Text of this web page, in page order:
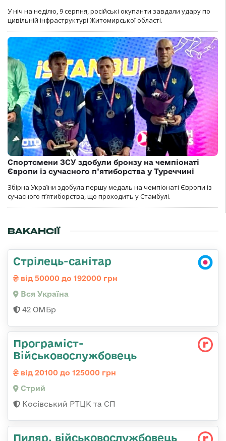
У ніч на неділю, 9 серпня, російські окупанти завдали удару по
цивільній інфраструктурі Житомирської області.
Спортсмени ЗСУ здобули бронзу на чемпіонаті
Європи із сучасного п’ятиборства у Туреччині
Збірна України здобула першу медаль на чемпіонаті Європи із
сучасного п’ятиборства, що проходить у Стамбулі.
ВАКАНСІЇ
Стрілець-санітар
від 50000 до 192000 грн
Вся Україна
42 ОМБр
Програміст-
Військовослужбовець
від 20100 до 125000 грн
Стрий
Косівський РТЦК та СП
Пиляр, військовослужбовець